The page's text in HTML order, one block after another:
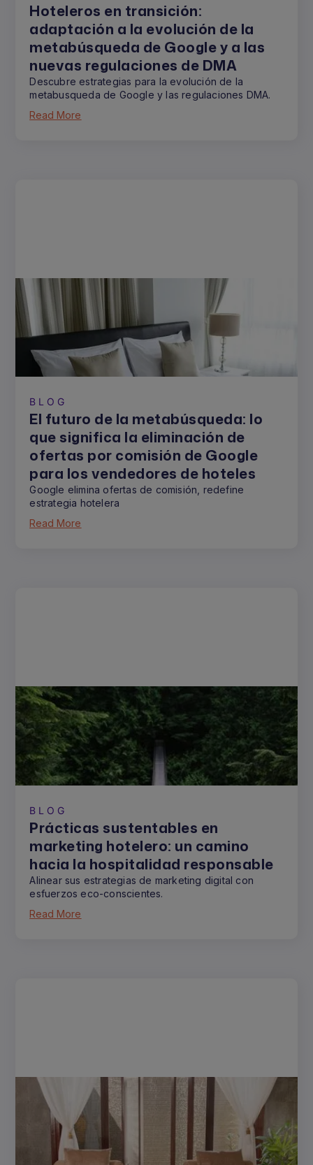
Hoteleros en transición:
adaptación a la evolución de la
metabúsqueda de Google y a las
nuevas regulaciones de DMA
Descubre estrategias para la evolución de la
metabusqueda de Google y las regulaciones DMA.
Read More
BLOG
El futuro de la metabúsqueda: lo
que significa la eliminación de
ofertas por comisión de Google
para los vendedores de hoteles
Google elimina ofertas de comisión, redefine
estrategia hotelera
Read More
BLOG
Prácticas sustentables en
marketing hotelero: un camino
hacia la hospitalidad responsable
Alinear sus estrategias de marketing digital con
esfuerzos eco-conscientes.
Read More